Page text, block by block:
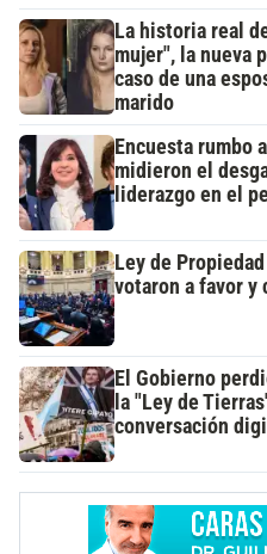
La historia real
mujer", la nueva
caso de una
marido
Encuesta rumbo
midieron el
liderazgo en el
Ley de
votaron a favor y
El Gobierno
la "Ley de
conversación